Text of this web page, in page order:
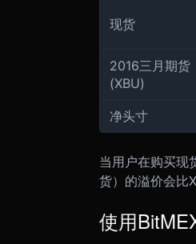
现货
2016三月期货
(XBU)
净头寸
当用户在购买现
货）的溢价会比
使用